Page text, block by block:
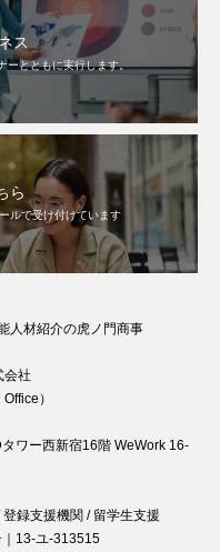
ス
ーとともに実行します。
ら
ルで受け付けています
人材紹介の虎ノ門商事
会社
）
ワー西新宿16階 WeWork 16-
録支援機関 / 留学生支援
13-ユ-313515